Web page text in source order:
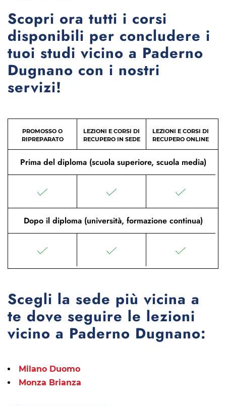
Scopri ora tutti i corsi
disponibili per concludere i
tuoi studi vicino a Paderno
Dugnano con i nostri
servizi!
PROMOSSO O
RIPREPARATO
LEZIONI E CORSI DI
RECUPERO IN SEDE
LEZIONI E CORSI DI
RECUPERO ONLINE
Prima del diploma (scuola superiore, scuola media)
Dopo il diploma (università, formazione continua)
Scegli la sede più vicina a
te dove seguire le lezioni
vicino a Paderno Dugnano:
Milano Duomo
Monza Brianza